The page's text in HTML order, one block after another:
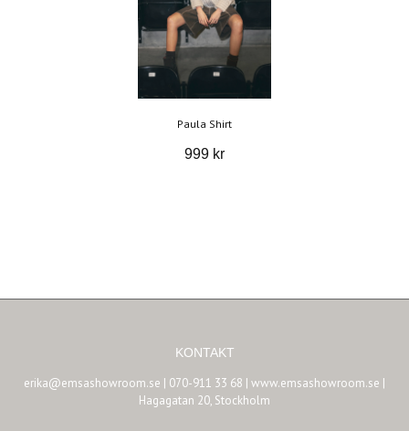
Paula Shirt
999 kr
KONTAKT
erika@emsashowroom.se | 070-911 33 68 | www.emsashowroom.se |
Hagagatan 20, Stockholm